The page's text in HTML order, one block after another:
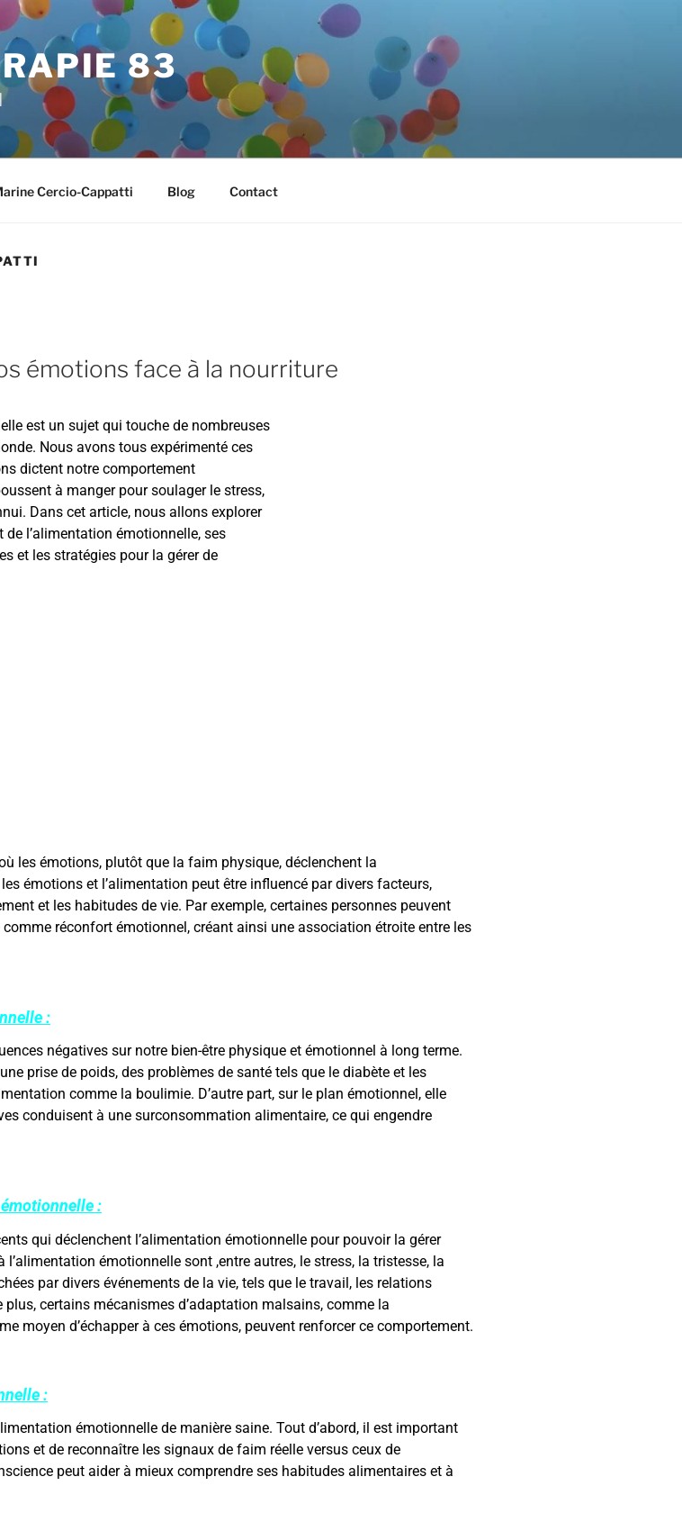
83
Cercio-Cappatti Blog Contact
émotions face à la nourriture
est un sujet qui touche de nombreuses
Nous avons tous expérimenté ces
dictent notre comportement
à manger pour soulager le stress,
Dans cet article, nous allons explorer
l’alimentation émotionnelle, ses
et les stratégies pour la gérer de
les émotions, plutôt que la faim physique, déclenchent la
émotions et l’alimentation peut être influencé par divers facteurs,
et les habitudes de vie. Par exemple, certaines personnes peuvent
réconfort émotionnel, créant ainsi une association étroite entre les
:
négatives sur notre bien-être physique et émotionnel à long terme.
prise de poids, des problèmes de santé tels que le diabète et les
comme la boulimie. D’autre part, sur le plan émotionnel, elle
conduisent à une surconsommation alimentaire, ce qui engendre
:
qui déclenchent l’alimentation émotionnelle pour pouvoir la gérer
émotionnelle sont ,entre autres, le stress, la tristesse, la
par divers événements de la vie, tels que le travail, les relations
certains mécanismes d’adaptation malsains, comme la
moyen d’échapper à ces émotions, peuvent renforcer ce comportement.
:
émotionnelle de manière saine. Tout d’abord, il est important
et de reconnaître les signaux de faim réelle versus ceux de
peut aider à mieux comprendre ses habitudes alimentaires et à